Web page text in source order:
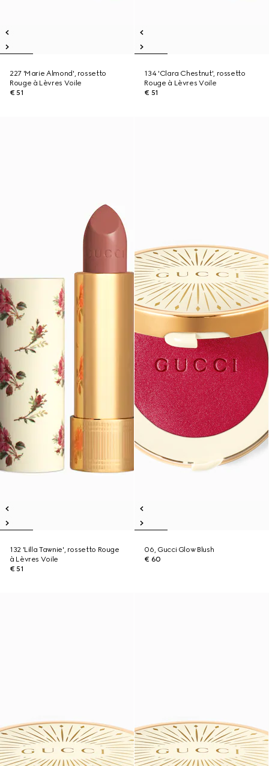
227 'Marie Almond', rossetto
Rouge à Lèvres Voile
€ 51
134 'Clara Chestnut', rossetto
Rouge à Lèvres Voile
€ 51
132 'Lilla Tawnie', rossetto Rouge
à Lèvres Voile
€ 51
06, Gucci Glow Blush
€ 60